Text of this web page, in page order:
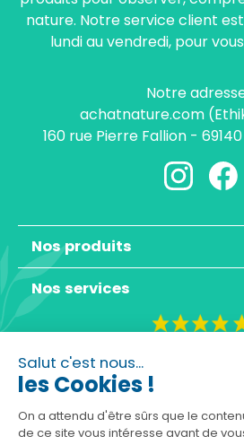
Salut c'est nous...
les Cookies !
On a attendu d'être sûrs que le
de ce site vous intéresse avant de
nature. Notre service client
lundi au vendredi, pour
Notre
achatnature.com
160 rue Pierre Fallion -
Nos produits
Nos services